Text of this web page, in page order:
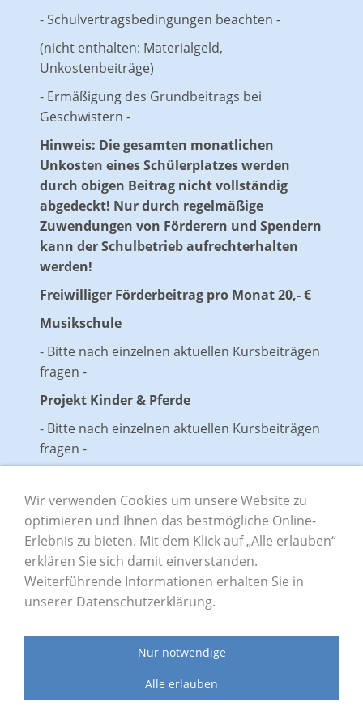
- Schulvertragsbedingungen beachten -
(nicht enthalten: Materialgeld,
Unkostenbeiträge)
- Ermäßigung des Grundbeitrags bei
Geschwistern -
Hinweis: Die gesamten monatlichen
Unkosten eines Schülerplatzes werden
durch obigen Beitrag nicht vollständig
abgedeckt! Nur durch regelmäßige
Zuwendungen von Förderern und Spendern
kann der Schulbetrieb aufrechterhalten
werden!
Freiwilliger Förderbeitrag pro Monat 20,- €
Musikschule
- Bitte nach einzelnen aktuellen Kursbeiträgen
fragen -
Projekt Kinder & Pferde
- Bitte nach einzelnen aktuellen Kursbeiträgen
fragen -
Impressum Datenschutz
Hauptstraße 1 | 97839 Esselbach
info@lernmitmir.org
Wir verwenden Cookies um unsere Website zu
optimieren und Ihnen das bestmögliche Online-
Erlebnis zu bieten. Mit dem Klick auf „Alle erlauben“
erklären Sie sich damit einverstanden.
Weiterführende Informationen erhalten Sie in
unserer Datenschutzerklärung.
Nur notwendige
Alle erlauben